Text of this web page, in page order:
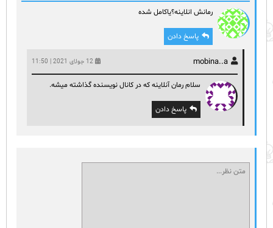
رمانش انلاینه؟یاکامل شده
پاسخ دادن
mobina..a 12 جولای 2021 | 11:50
سلام رمان آنلاینه که در کانال نویسنده گذاشته میشه.
پاسخ دادن